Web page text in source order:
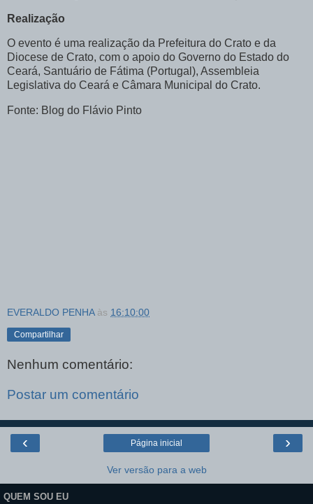
Realização
O evento é uma realização da Prefeitura do Crato e da
Diocese de Crato, com o apoio do Governo do Estado do
Ceará, Santuário de Fátima (Portugal), Assembleia
Legislativa do Ceará e Câmara Municipal do Crato.
Fonte: Blog do Flávio Pinto
EVERALDO PENHA às 16:10:00
Compartilhar
Nenhum comentário:
Postar um comentário
‹ ›
Página inicial
Ver versão para a web
QUEM SOU EU